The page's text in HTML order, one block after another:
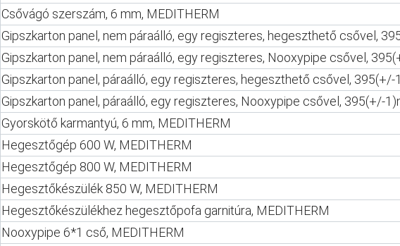
Csővágó szerszám, 6 mm, MEDITHERM
Gipszkarton panel, nem páraálló, egy regiszteres, hegeszthető csővel,
Gipszkarton panel, nem páraálló, egy regiszteres, Nooxypipe csővel,
Gipszkarton panel, páraálló, egy regiszteres, hegeszthető csővel,
Gipszkarton panel, páraálló, egy regiszteres, Nooxypipe csővel, 395(+/-
Gyorskötő karmantyú, 6 mm, MEDITHERM
Hegesztőgép 600 W, MEDITHERM
Hegesztőgép 800 W, MEDITHERM
Hegesztőkészülék 850 W, MEDITHERM
Hegesztőkészülékhez hegesztőpofa garnitúra, MEDITHERM
Nooxypipe 6*1 cső, MEDITHERM